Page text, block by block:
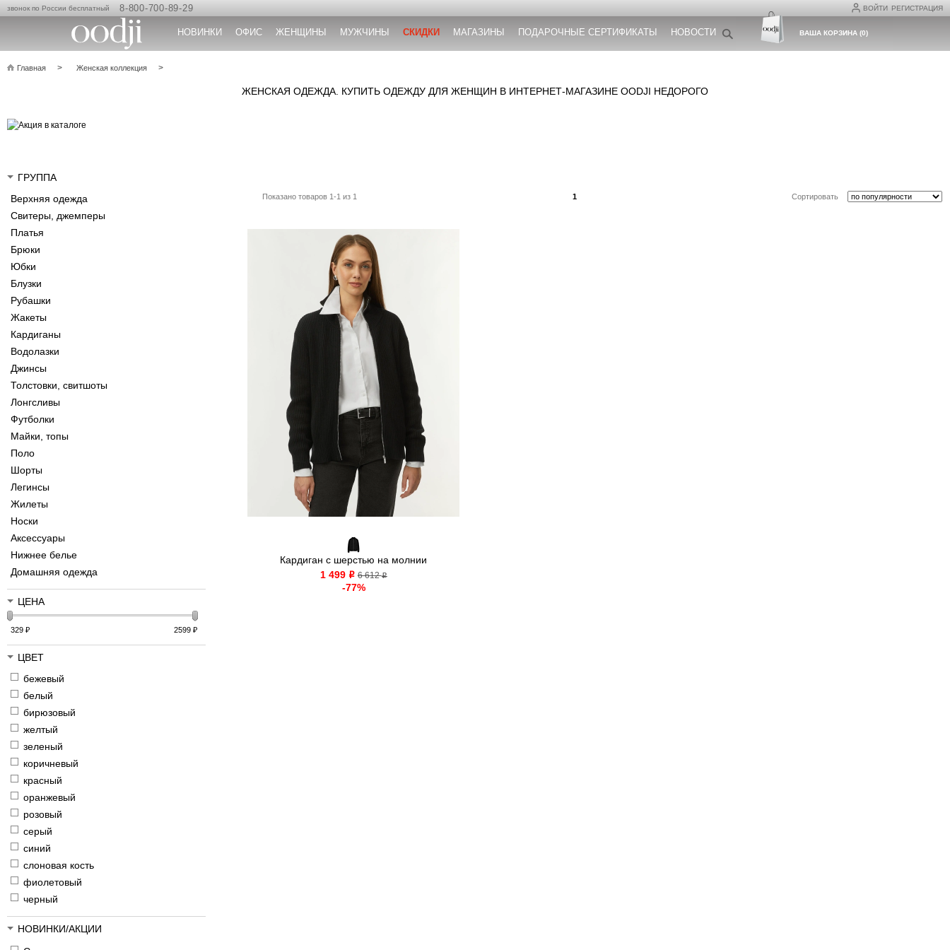
ВОЙТИ РЕГИСТРАЦИЯ
звонок по России бесплатный 8-800-700-89-29
НОВИНКИ ОФИС ЖЕНЩИНЫ МУЖЧИНЫ СКИДКИ МАГАЗИНЫ ПОДАРОЧНЫЕ СЕРТИФИКАТЫ НОВОСТИ ВАША КОРЗИНА(0)
Главная Женская коллекция
ЖЕНСКАЯ ОДЕЖДА. КУПИТЬ ОДЕЖДУ ДЛЯ ЖЕНЩИН В ИНТЕРНЕТ-МАГАЗИНЕ OODJI НЕДОРОГО
ГРУППА
Верхняя одежда
Свитеры, джемперы
Платья
Брюки
Юбки
Блузки
Рубашки
Жакеты
Кардиганы
Водолазки
Джинсы
Толстовки, свитшоты
Лонгсливы
Футболки
Майки, топы
Поло
Шорты
Легинсы
Жилеты
Носки
Аксессуары
Нижнее белье
Домашняя одежда
ЦЕНА
329 ₽ 2599₽
ЦВЕТ
бежевый
белый
бирюзовый
желтый
зеленый
коричневый
красный
оранжевый
розовый
серый
синий
слоновая кость
фиолетовый
черный
НОВИНКИ/АКЦИИ
Показано товаров 1-1 из 1 1 Сортировать
Кардиган с шерстью на молнии
1 499 o 6 612o
-77%